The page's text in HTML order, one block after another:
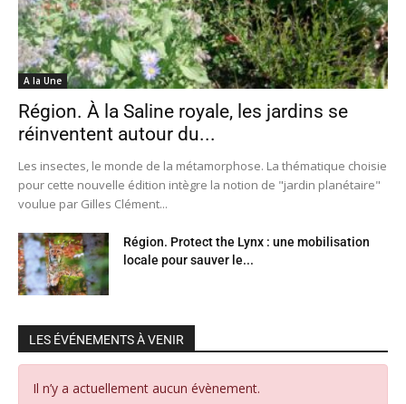
A la Une
Région. À la Saline royale, les jardins se
réinventent autour du...
Les insectes, le monde de la métamorphose. La thématique choisie
pour cette nouvelle édition intègre la notion de "jardin planétaire"
voulue par Gilles Clément...
Région. Protect the Lynx : une mobilisation
locale pour sauver le...
LES ÉVÉNEMENTS À VENIR
Il n’y a actuellement aucun évènement.